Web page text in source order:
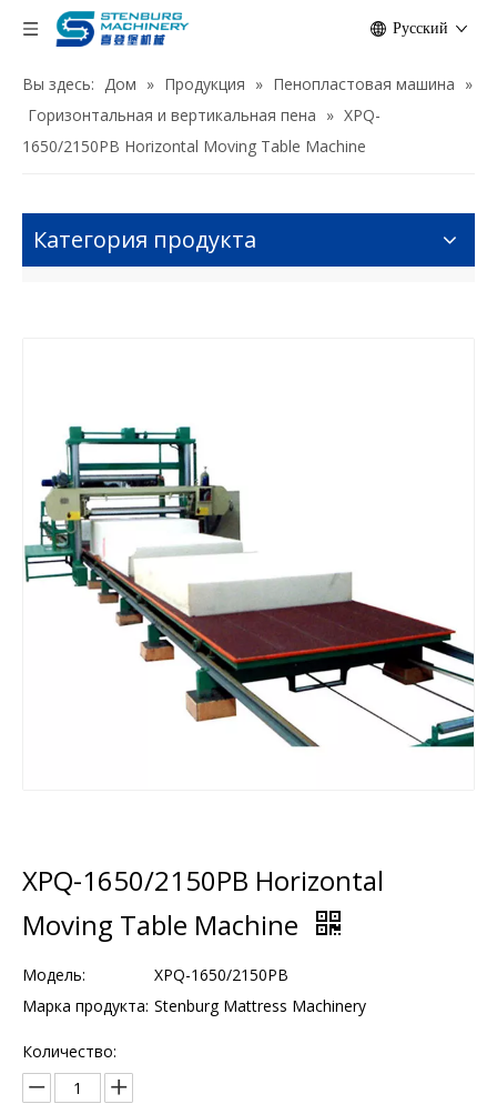
Pусский
Вы здесь: Дом » Продукция » Пенопластовая машина »
Горизонтальная и вертикальная пена » XPQ-
1650/2150PB Horizontal Moving Table Machine
Категория продукта
XPQ-1650/2150PB Horizontal
Moving Table Machine
Модель:
XPQ-1650/2150PB
Марка продукта: Stenburg Mattress Machinery
Количество: